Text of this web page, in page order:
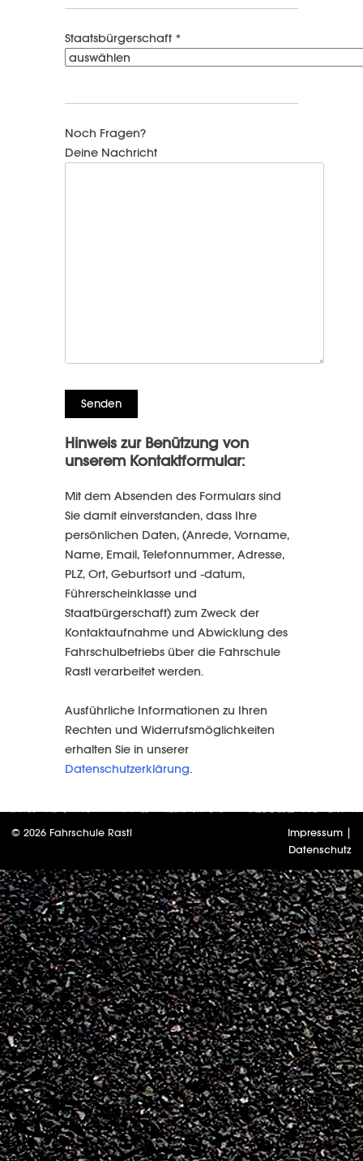
Staatsbürgerschaft *
Noch Fragen?
Deine Nachricht
Hinweis zur Benützung von
unserem Kontaktformular:
Mit dem Absenden des Formulars sind
Sie damit einverstanden, dass Ihre
persönlichen Daten, (Anrede, Vorname,
Name, Email, Telefonnummer, Adresse,
PLZ, Ort, Geburtsort und -datum,
Führerscheinklasse und
Staatbürgerschaft) zum Zweck der
Kontaktaufnahme und Abwicklung des
Fahrschulbetriebs über die Fahrschule
Rastl verarbeitet werden.
Ausführliche Informationen zu Ihren
Rechten und Widerrufsmöglichkeiten
erhalten Sie in unserer
Datenschutzerklärung.
© 2026 Fahrschule Rastl Impressum |
Datenschutz